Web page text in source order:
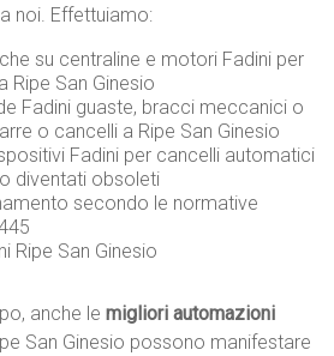
noi. Effettuiamo:
su centraline e motori Fadini per
Ripe San Ginesio
Fadini guaste, bracci meccanici o
o cancelli a Ripe San Ginesio
Fadini per cancelli automatici
diventati obsoleti
secondo le normative
Ripe San Ginesio
anche lemigliori automazioni
San Ginesio possono manifestare